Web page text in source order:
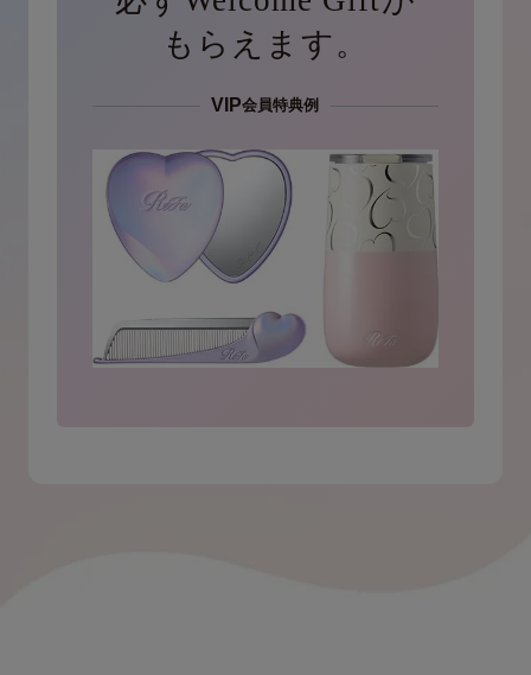
もらえます。
VIP会員特典例